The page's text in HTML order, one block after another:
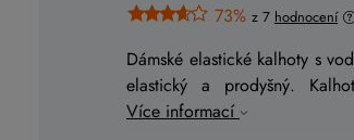
73% z 7 hodnocení
Dámské elastické kalhoty s
elastický a prodyšný.
Více informací